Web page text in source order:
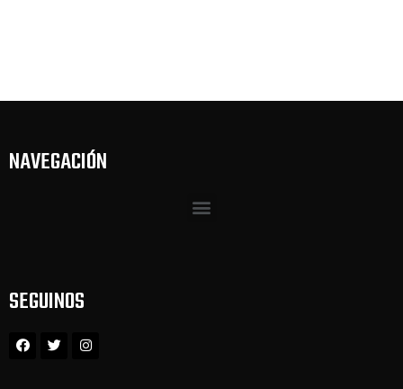
NAVEGACIÓN
SEGUINOS